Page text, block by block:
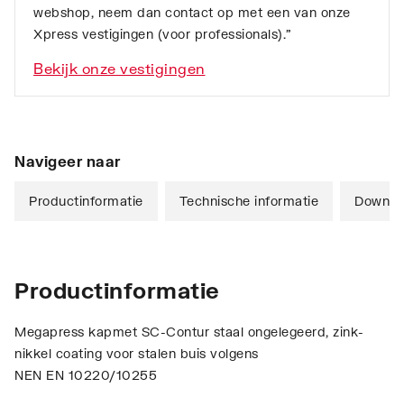
webshop, neem dan contact op met een van onze
Xpress vestigingen (voor professionals).”
Bekijk onze vestigingen
Navigeer naar
Productinformatie Technische informatie
Productinformatie
Megapress kapmet SC-Contur staal ongelegeerd, zink-
nikkel coating voor stalen buis volgens
NEN EN 10220/10255